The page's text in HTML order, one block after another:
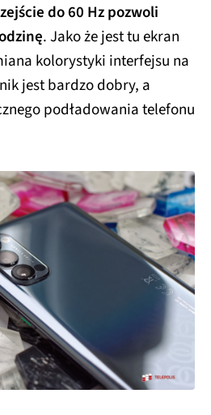
zejście do 60 Hz pozwoli
. Jako że jest tu ekran
kolorystyki interfejsu na
jest bardzo dobry, a
podładowania telefonu